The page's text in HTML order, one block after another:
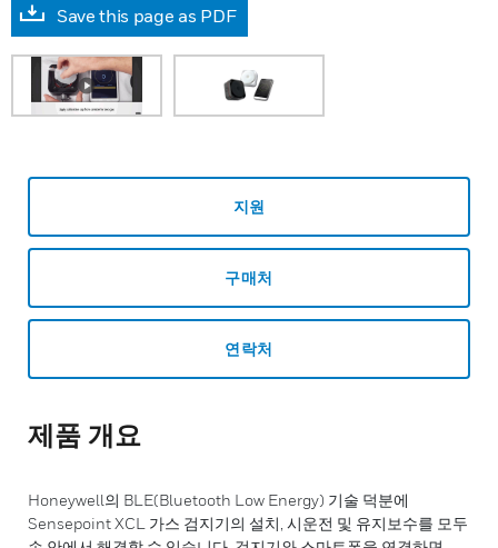
Save this page as PDF
지원
구매처
연락처
제품 개요
Honeywell의 BLE(Bluetooth Low Energy) 기술 덕분에
Sensepoint XCL 가스 검지기의 설치, 시운전 및 유지보수를 모두